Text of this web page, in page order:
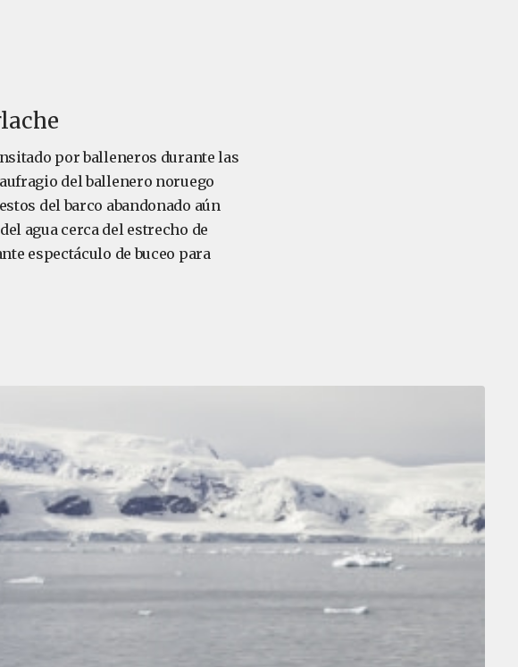
por balleneros durante las
del ballenero noruego
del barco abandonado aún
agua cerca del estrecho de
espectáculo de buceo para